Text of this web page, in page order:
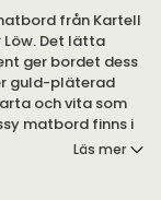
från Kartell
Löw. Det lätta
ger bordet dess
guld-pläterad
och vita som
matbord finns i
Läs mer